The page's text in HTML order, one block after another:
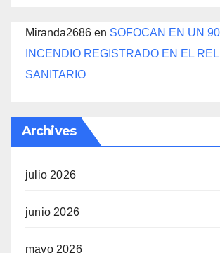
Miranda2686 en SOFOCAN EN UN
INCENDIO REGISTRADO EN EL
SANITARIO
Archives
julio 2026
junio 2026
mayo 2026